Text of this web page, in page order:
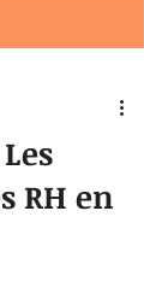
RH en